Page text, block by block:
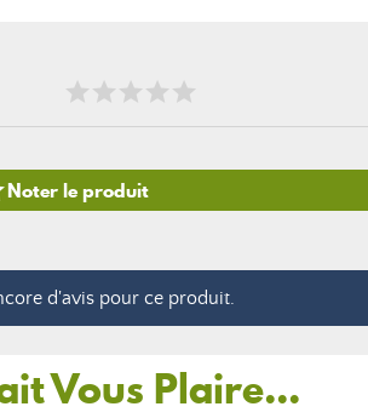
Noter le produit
d'avis pour ce produit.
Vous Plaire...